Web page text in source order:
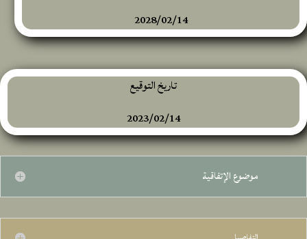
2028/02/14
تاريخ التوقيع
2023/02/14
موضوع الإتفاقية